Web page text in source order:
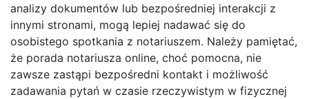
analizy dokumentów lub bezpośredniej interakcji z
innymi stronami, mogą lepiej nadawać się do
osobistego spotkania z notariuszem. Należy pamiętać,
że porada notariusza online, choć pomocna, nie
zawsze zastąpi bezpośredni kontakt i możliwość
zadawania pytań w czasie rzeczywistym w fizycznej